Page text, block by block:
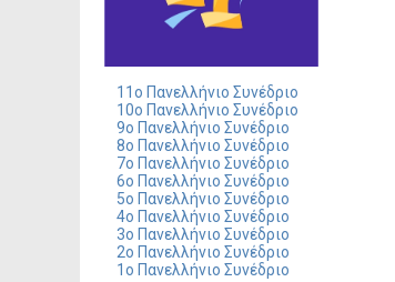
11ο Πανελλήνιο Συνέδριο
10ο Πανελλήνιο Συνέδριο
9ο Πανελλήνιο Συνέδριο
8ο Πανελλήνιο Συνέδριο
7ο Πανελλήνιο Συνέδριο
6ο Πανελλήνιο Συνέδριο
5ο Πανελλήνιο Συνέδριο
4ο Πανελλήνιο Συνέδριο
3ο Πανελλήνιο Συνέδριο
2ο Πανελλήνιο Συνέδριο
1ο Πανελλήνιο Συνέδριο